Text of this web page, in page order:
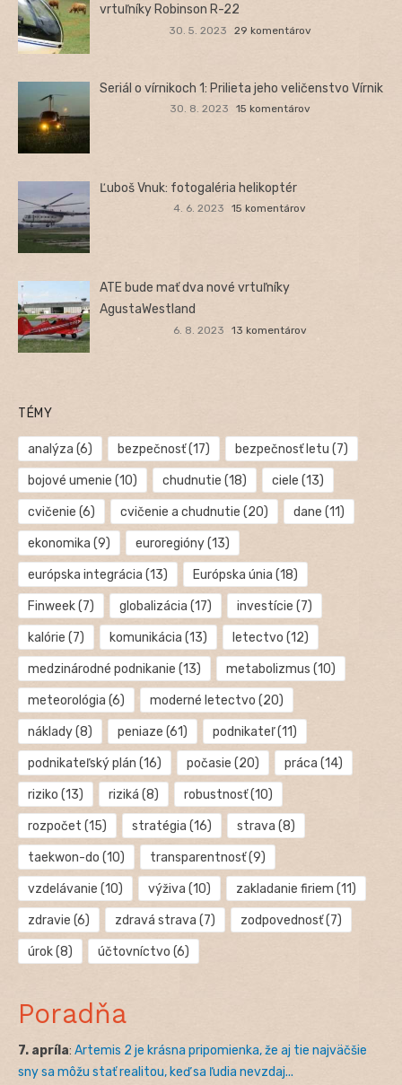
vrtuľníky Robinson R-22
30. 5. 2023 29 komentárov
Seriál o vírnikoch 1: Prilieta jeho veličenstvo Vírnik
30. 8. 2023 15 komentárov
Ľuboš Vnuk: fotogaléria helikoptér
4. 6. 2023 15 komentárov
ATE bude mať dva nové vrtuľníky
AgustaWestland
6. 8. 2023 13 komentárov
TÉMY
analýza (6) bezpečnosť(17) bezpečnosť letu (7)
bojové umenie (10) chudnutie (18) ciele (13)
cvičenie (6) cvičenie a chudnutie (20) dane (11)
ekonomika (9) euroregióny(13)
európska integrácia (13) Európska únia (18)
Finweek(7) globalizácia (17) investície (7)
kalórie (7) komunikácia (13) letectvo (12)
medzinárodné podnikanie (13) metabolizmus (10)
meteorológia (6) moderné letectvo (20)
náklady(8) peniaze (61) podnikateľ(11)
podnikateľský plán (16) počasie (20) práca (14)
riziko (13) riziká (8) robustnosť(10)
rozpočet (15) stratégia (16) strava (8)
taekwon-do (10) transparentnosť(9)
vzdelávanie (10) výživa (10) zakladanie firiem (11)
zdravie (6) zdravá strava (7) zodpovednosť(7)
úrok(8) účtovníctvo (6)
Poradňa
7. apríla: Artemis 2 je krásna pripomienka, že aj tie najväčšie
sny sa môžu stať realitou, keď sa ľudia nevzdaj...